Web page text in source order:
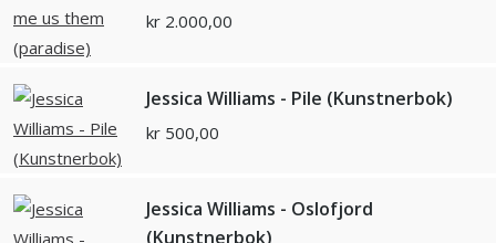
kr 2.000,00
Jessica Williams - Pile (Kunstnerbok)
kr 500,00
Jessica Williams - Oslofjord
(Kunstnerbok)